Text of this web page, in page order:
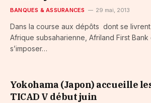
BANQUES & ASSURANCES 29 mai, 2013
Dans la course aux dépôts dont se
Afrique subsaharienne, Afriland First
s’imposer…
Yokohama (Japon) accueille
TICAD V début juin